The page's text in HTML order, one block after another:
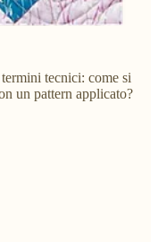
tecnici: come si
un pattern applicato?